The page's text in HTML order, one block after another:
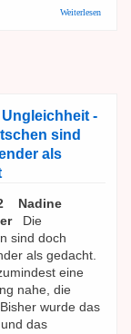
Weiterlesen
-
sind
als
Nadine
Die
sind doch
als gedacht.
eine
nahe, die
wurde das
das